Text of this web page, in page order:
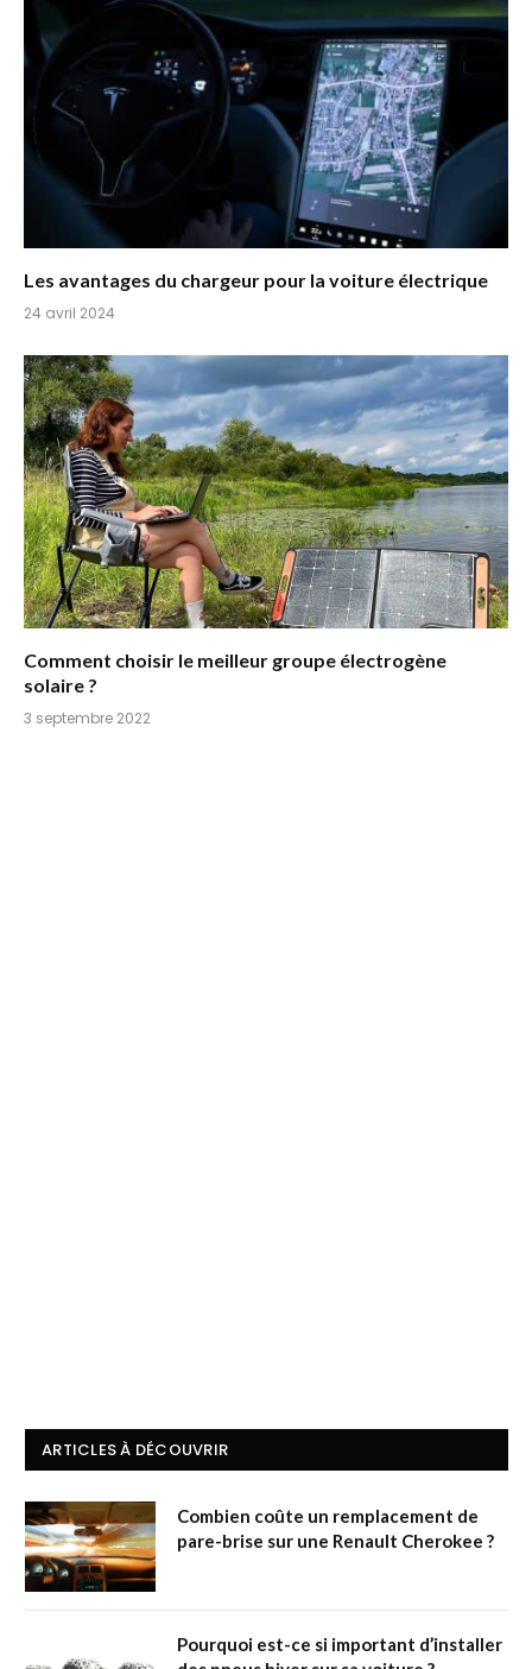
Les avantages du chargeur pour la voiture électrique
24 avril 2024
Comment choisir le meilleur groupe électrogène
solaire ?
3 septembre 2022
ARTICLES À DÉCOUVRIR
Combien coûte un remplacement de
pare-brise sur une Renault Cherokee ?
Pourquoi est-ce si important d’installer